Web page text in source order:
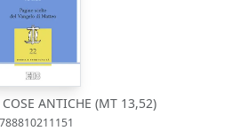
COSE ANTICHE (MT 13,52)